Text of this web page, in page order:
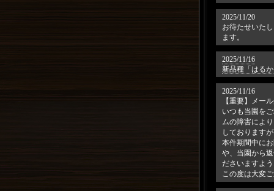
2025/11/20
お待たせいた
ます。
2025/11/16
新品種「はる
2025/11/16
【重要】メー
いつも当園を
ムの障害によ
しております
本件期間中に
や、当園から
ださいますよ
この度は大変